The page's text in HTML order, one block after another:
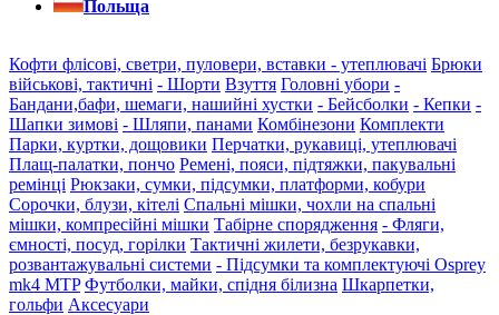
Польща
Кофти флісові, светри, пуловери, вставки - утеплювачі Брюки
військові, тактичні - Шорти Взуття Головні убори -
Бандани,бафи, шемаги, нашийні хустки - Бейсболки - Кепки -
Шапки зимові - Шляпи, панами Комбінезони Комплекти
Парки, куртки, дощовики Перчатки, рукавиці, утеплювачі
Плащ-палатки, пончо Ремені, пояси, підтяжки, пакувальні
ремінці Рюкзаки, сумки, підсумки, платформи, кобури
Сорочки, блузи, кітелі Спальні мішки, чохли на спальні
мішки, компресійні мішки Табірне спорядження - Фляги,
ємності, посуд, горілки Тактичні жилети, безрукавки,
розвантажувальні системи - Підсумки та комплектуючі Osprey
mk4 MTP Футболки, майки, спідня білизна Шкарпетки,
гольфи Аксесуари